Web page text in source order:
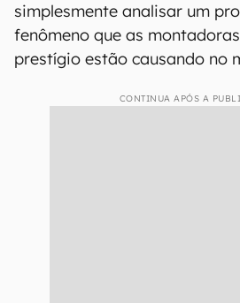
simplesmente analisar um
fenômeno que as
prestígio estão causando no
CONTINUA APÓS A